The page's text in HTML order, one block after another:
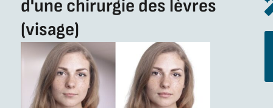
d'une chirurgie des lèvres
(visage)